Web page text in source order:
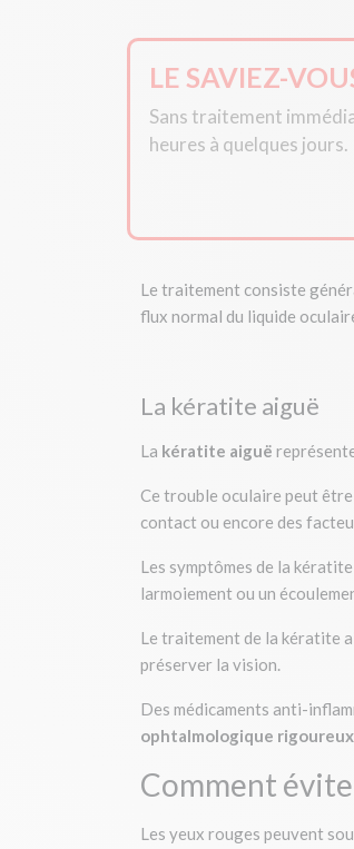
LE SAVIEZ-
Sans traitement
heures à quelques jours.
Le traitement consiste
flux normal du liquide
La kératite aiguë
La kératite aiguë
Ce trouble oculaire peut
contact ou encore des
Les symptômes de la
larmoiement ou un
Le traitement de la kératite
préserver la vision.
Des médicaments anti-
ophtalmologique rigoureux
Comment
Les yeux rouges peuvent